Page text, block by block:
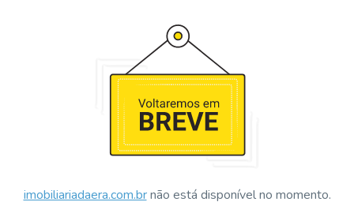
imobiliariadaera.com.brnão está disponível no momento.